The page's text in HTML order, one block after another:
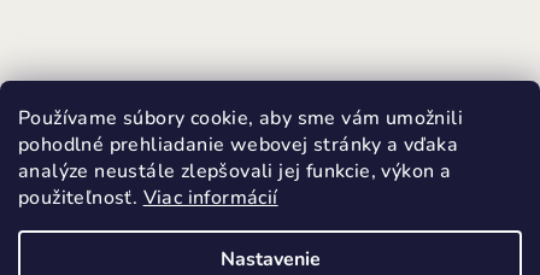
Používame súbory cookie, aby sme vám umožnili
pohodlné prehliadanie webovej stránky a vďaka
analýze neustále zlepšovali jej funkcie, výkon a
použiteľnosť. Viac informácií
Nastavenie
Sledovať na Instagrame